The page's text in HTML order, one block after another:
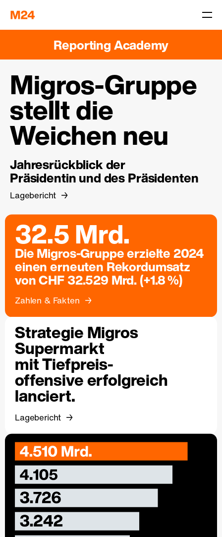
Reporting Academy
Migros-Gruppe
stellt die
Weichen neu
Jahresrückblick der
Präsidentin und des Präsidenten
Lagebericht
32.5 Mrd.
Die Migros-Gruppe erzielte 2024
einen erneuten Rekordumsatz
von CHF 32.529 Mrd. (+1.8 %)
Zahlen & Fakten
Strategie Migros
Supermarkt
mit Tiefpreis-
offensive erfolgreich
lanciert.
Lagebericht